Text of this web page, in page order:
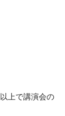
上で講演会の